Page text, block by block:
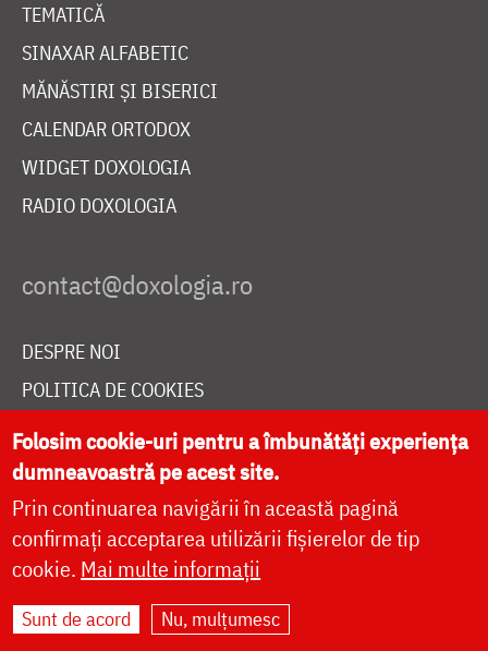
TEMATICĂ
SINAXAR ALFABETIC
MĂNĂSTIRI ȘI BISERICI
CALENDAR ORTODOX
WIDGET DOXOLOGIA
RADIO DOXOLOGIA
DESPRE NOI
POLITICA DE COOKIES
DONEAZĂ ONLINE PENTRU CATEDRALA NAȚIONALĂ
LIVE
Site dezvoltat deDOXOLOGIA MEDIA
Folosim cookie-uri pentru a îmbunătăți experiența
dumneavoastră pe acest site.
Prin continuarea navigării în această pagină
confirmați acceptarea utilizării fișierelor de tip
cookie. Mai multe informații
Sunt de acord Nu, mulțumesc